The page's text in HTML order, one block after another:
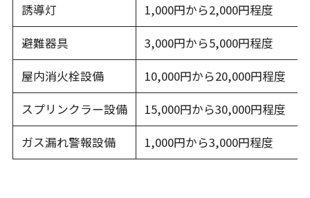
誘導灯
1,000円から2,000円程度
避難器具
3,000円から5,000円程度
屋内消火栓設備
10,000円から20,000円程度
スプリンクラー設備
15,000円から30,000円程度
ガス漏れ警報設備
1,000円から3,000円程度